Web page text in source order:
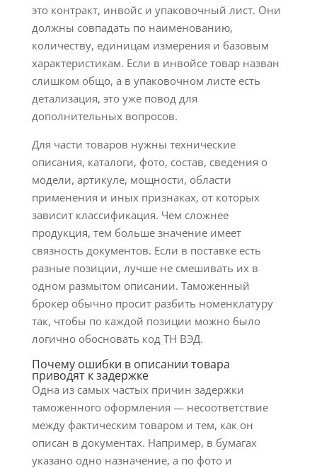
это контракт, инвойс и упаковочный лист. Они
должны совпадать по наименованию,
количеству, единицам измерения и базовым
характеристикам. Если в инвойсе товар назван
слишком общо, а в упаковочном листе есть
детализация, это уже повод для
дополнительных вопросов.
Для части товаров нужны технические
описания, каталоги, фото, состав, сведения о
модели, артикуле, мощности, области
применения и иных признаках, от которых
зависит классификация. Чем сложнее
продукция, тем больше значение имеет
связность документов. Если в поставке есть
разные позиции, лучше не смешивать их в
одном размытом описании. Таможенный
брокер обычно просит разбить номенклатуру
так, чтобы по каждой позиции можно было
логично обосновать код ТН ВЭД.
Почему ошибки в описании товара
приводят к задержке
Одна из самых частых причин задержки
таможенного оформления — несоответствие
между фактическим товаром и тем, как он
описан в документах. Например, в бумагах
указано одно назначение, а по фото и